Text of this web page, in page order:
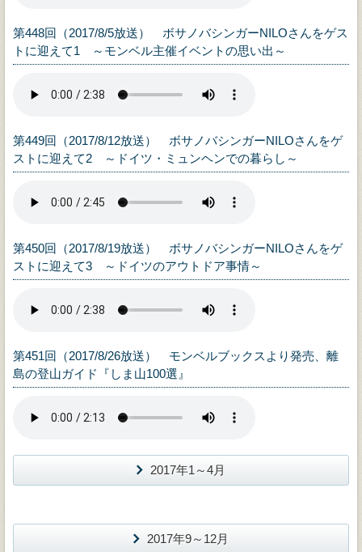
第448回（2017/8/5放送） ボサノバシンガーNILOさんをゲス
トに迎えて1 ～モンベル主催イベントの思い出～
第449回（2017/8/12放送） ボサノバシンガーNILOさんをゲ
ストに迎えて2 ～ドイツ・ミュンヘンでの暮らし～
第450回（2017/8/19放送） ボサノバシンガーNILOさんをゲ
ストに迎えて3 ～ドイツのアウトドア事情～
第451回（2017/8/26放送） モンベルブックスより発売、離
島の登山ガイド『しま山100選』
2017年1～4月
2017年9～12月